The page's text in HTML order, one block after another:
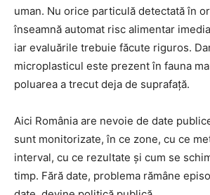
uman. Nu orice particulă detectată în
înseamnă automat risc alimentar
iar evaluările trebuie făcute riguros.
microplasticul este prezent în fauna
poluarea a trecut deja de suprafață.
Aici România are nevoie de date
sunt monitorizate, în ce zone, cu ce
interval, cu ce rezultate și cum se
timp. Fără date, problema rămâne